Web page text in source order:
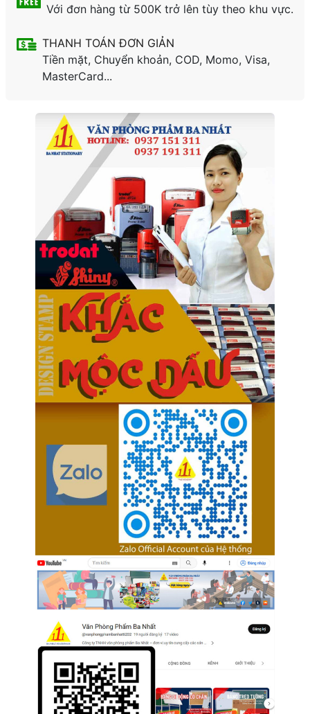
Với đơn hàng từ 500K trở lên tùy theo khu vực.
THANH TOÁN ĐƠN GIẢN
Tiền mặt, Chuyển khoản, COD, Momo, Visa,
MasterCard...